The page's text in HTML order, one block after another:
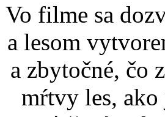
Vo filme sa
a lesom
a zbytočné, čo
mŕtvy les,